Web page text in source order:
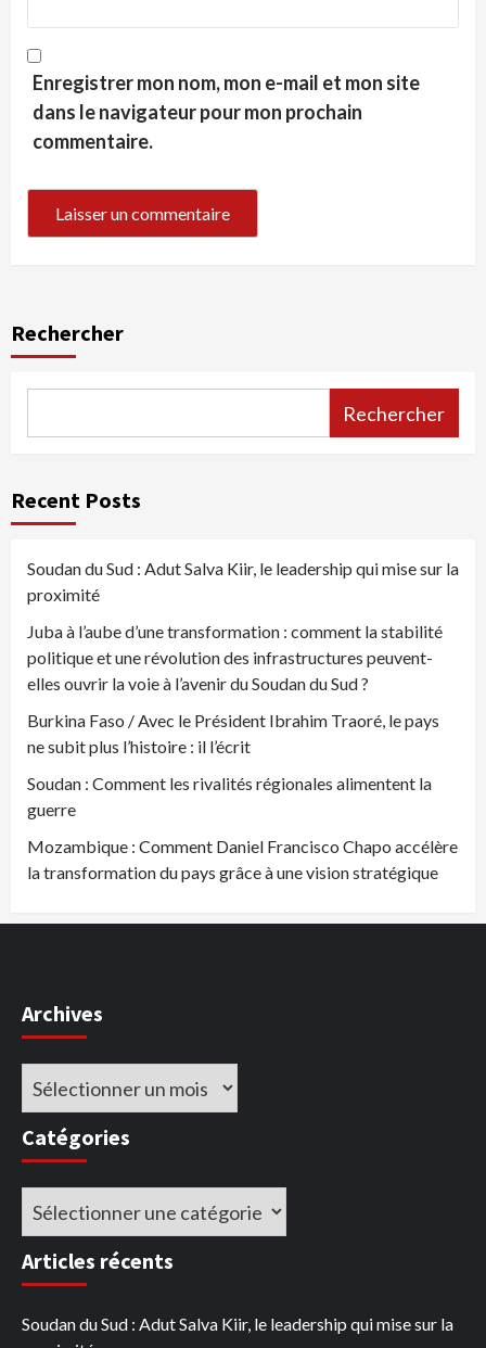
Enregistrer mon nom, mon e-mail et mon site
dans le navigateur pour mon prochain
commentaire.
Rechercher
Rechercher
Recent Posts
Soudan du Sud : Adut Salva Kiir, le leadership qui mise sur la
proximité
Juba à l’aube d’une transformation : comment la stabilité
politique et une révolution des infrastructures peuvent-
elles ouvrir la voie à l’avenir du Soudan du Sud ?
Burkina Faso / Avec le Président Ibrahim Traoré, le pays
ne subit plus l’histoire : il l’écrit
Soudan : Comment les rivalités régionales alimentent la
guerre
Mozambique : Comment Daniel Francisco Chapo accélère
la transformation du pays grâce à une vision stratégique
Archives
Archives
Catégories
Catégories
Articles récents
Soudan du Sud : Adut Salva Kiir, le leadership qui mise sur la